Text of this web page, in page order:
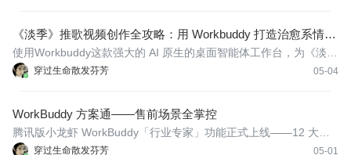
《淡季》推歌视频创作全攻略：用 Workbuddy 打造治愈系情感
短片
穿过生命散发芬芳 05-04
使用Workbuddy这款强大的 AI 原生的桌面智能体工作台，为《淡
季》这首歌设计一段治愈系的情感短片，让每一个音符都在画面中
WorkBuddy 方案通——售前场景全掌控
穿过生命散发芬芳 05-01
腾讯版小龙虾 WorkBuddy「行业专家」功能正式上线——12 大行
业领域、140+ 位行业专家， 垂直领域AI角色，加载专业知识库，